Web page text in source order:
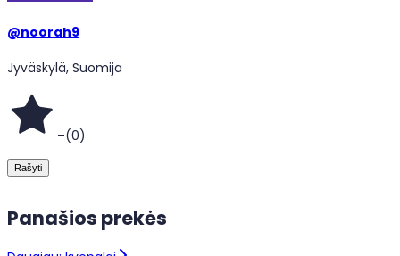
Panašios prekės
@noorah9
Jyväskylä, Suomija
–(0)
Rašyti